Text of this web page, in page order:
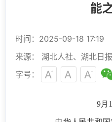
能
时间：2025-09-18 17:19
来源： 湖北人社、湖北日
字号：
9月